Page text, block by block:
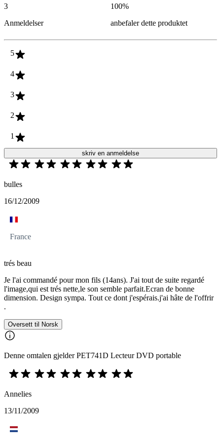
3
Anmeldelser
100%
anbefaler dette produktet
5
4
3
2
1
skriv en anmeldelse
bulles
16/12/2009
France
trés beau
Je l'ai commandé pour mon fils (14ans). J'ai tout de suite regardé
l'image,qui est trés nette,le son semble parfait.Ecran de bonne
dimension. Design sympa. Tout ce dont j'espérais.j'ai hâte de l'offrir
.
Oversett til Norsk
Denne omtalen gjelder PET741D Lecteur DVD portable
Annelies
13/11/2009